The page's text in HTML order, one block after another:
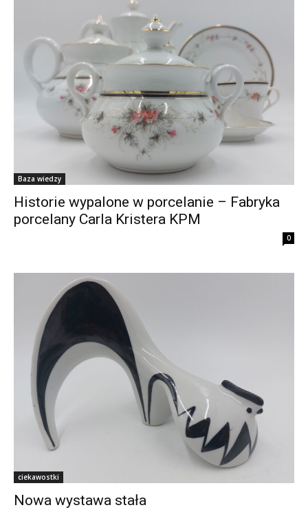
Baza wiedzy
Historie wypalone w porcelanie – Fabryka
porcelany Carla Kristera KPM
0
ciekawostki
Nowa wystawa stała